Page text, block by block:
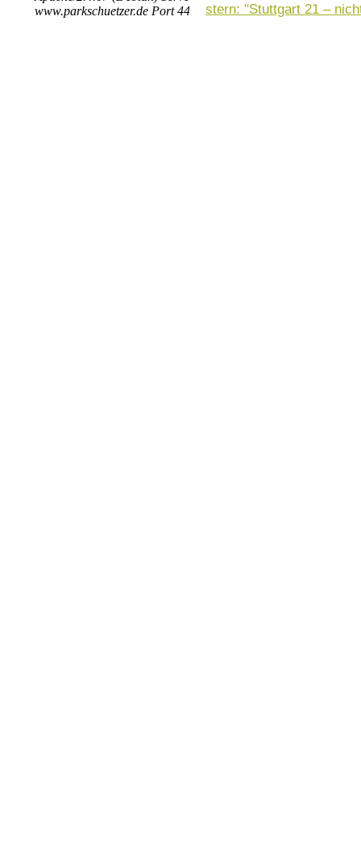
stern: "Stuttgart 21 –